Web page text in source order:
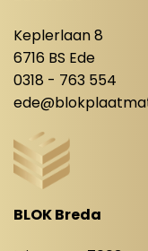
Keplerlaan 8
6716 BS Ede
0318 - 763 554
BLOK Breda